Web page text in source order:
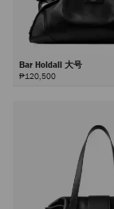
Bar Holdall 大号
₱120,500